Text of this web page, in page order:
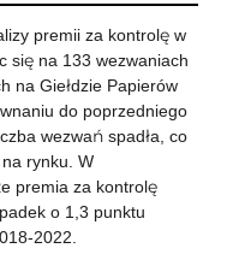
premii za kontrolę w
się na 133 wezwaniach
na Giełdzie Papierów
do poprzedniego
wezwań spadła, co
rynku. W
premia za kontrolę
o 1,3 punktu
2022.